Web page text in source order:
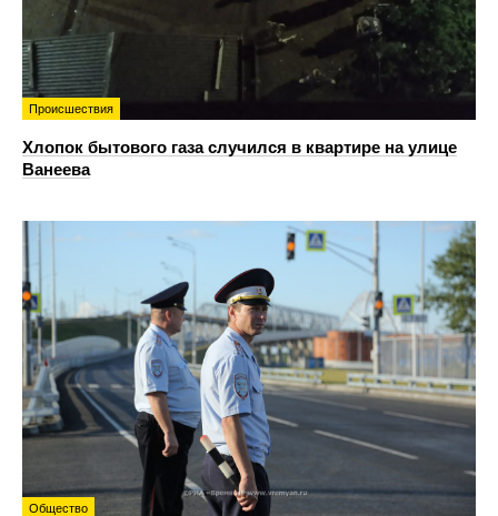
Происшествия
Хлопок бытового газа случился в квартире на улице
Ванеева
Общество